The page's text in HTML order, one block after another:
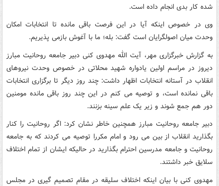
شده کار بدی انجام داده است.
وی در خصوص اینکه آیا در این فرصت باقی مانده تا انتخابات امکان
وحدت میان اصولگرایان است گفت: بله؛ ما با آغوش بازمی پذیریم.
به گزارش خبرگزاری مهر، آیت الله مهدوی کنی دبیر جامعه روحانیت مبارز
دیروز در مراسم اولین یادواره شهید محلاتی در خصوص وحدت نیروهای
انقلاب در آستانه انتخابات اظهار داشت: چند روز دیگر تا برگزاری انتخابات
باقی نمانده است، و توصیه می کنم در این چند روز باقی مانده مومنین
دور هم جمع شوند و زیر یک علم سینه بزنند.
دبیر جامعه روحانیت مبارز همچنین خاطر نشان کرد: اگر روحانیت را کنار
بگذارید انقلاب از بین می رود و امام مکررا توصیه می کردند که به جامعه
روحانیت و جامعه مدرسین احترام بگذارید در حالیکه ایشان از تمام اختلاف
سلایق خبر داشتند.
مهدوی کنی با بیان اینکه اختلاف سلیقه در مقام تصمیم گیری در مجلس